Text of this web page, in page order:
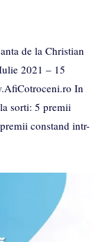
de la Christian
2021 – 15
In
sorti: 5 premii
constand intr-